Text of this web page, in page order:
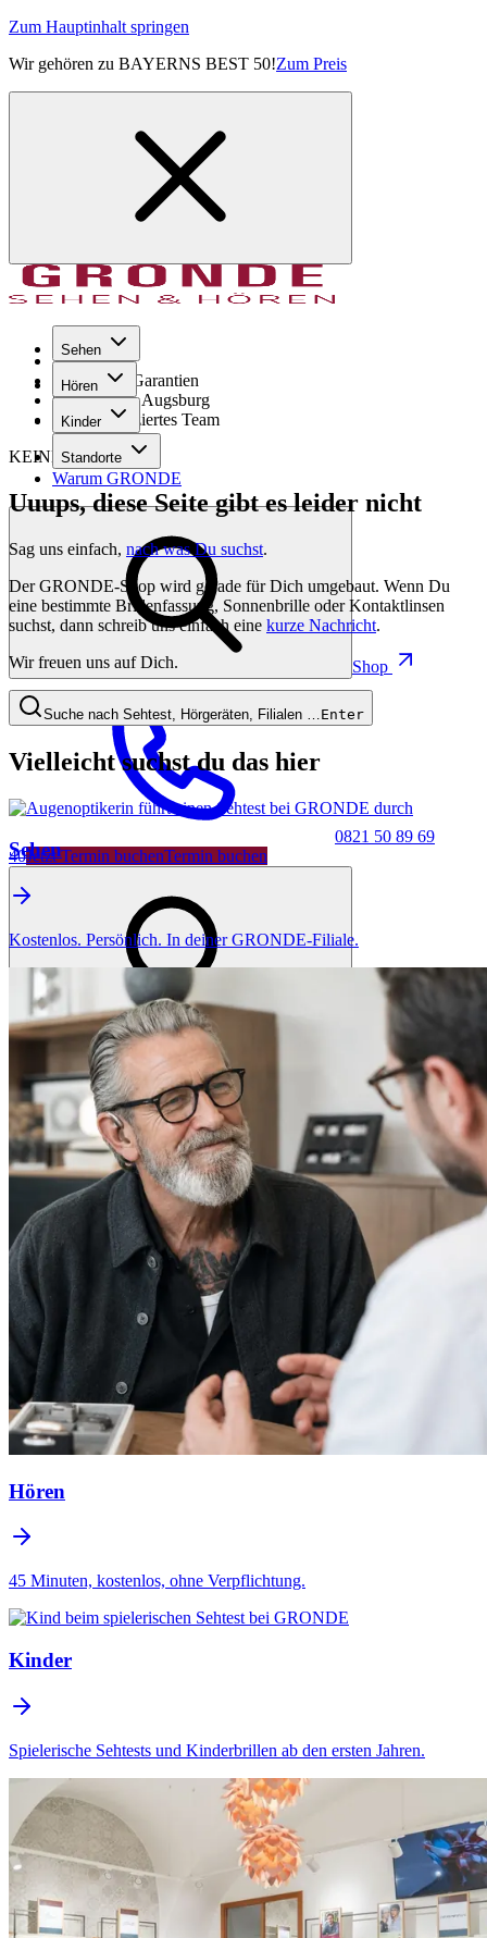
Zum Hauptinhalt springen
Wir gehören zu BAYERNS BEST 50!Zum Preis
Sehen
Hören
Kinder
Standorte
Warum GRONDE
Shop
0821 50 89 69
40Jetzt Termin buchenTermin buchen
Seit 1971
GRONDE Garantien
8× im Raum Augsburg
Hochqualifiziertes Team
KEINE SORGE!
Uuups, diese Seite gibt es leider nicht
Sag uns einfach, nach was Du suchst.
Der GRONDE-Shop wird gerade für Dich umgebaut. Wenn Du
eine bestimmte Brillenfassung, Sonnenbrille oder Kontaktlinsen
suchst, dann schreib uns einfach eine kurze Nachricht.
Wir freuen uns auf Dich.
Suche nach Sehtest, Hörgeräten, Filialen … Enter
Vielleicht suchst du das hier
Sehen
Kostenlos. Persönlich. In deiner GRONDE-Filiale.
Hören
45 Minuten, kostenlos, ohne Verpflichtung.
Kinder
Spielerische Sehtests und Kinderbrillen ab den ersten Jahren.